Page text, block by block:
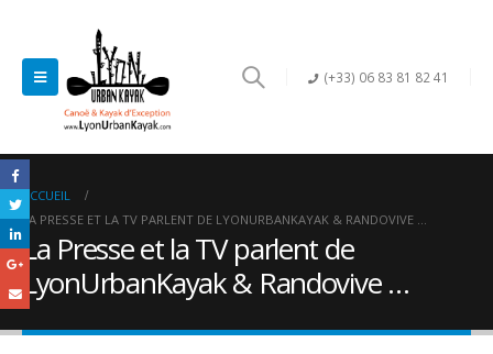
(+33) 06 83 81 82 41
ACCUEIL
LA PRESSE ET LA TV PARLENT DE LYONURBANKAYAK & RANDOVIVE …
La Presse et la TV parlent de
LyonUrbanKayak & Randovive …